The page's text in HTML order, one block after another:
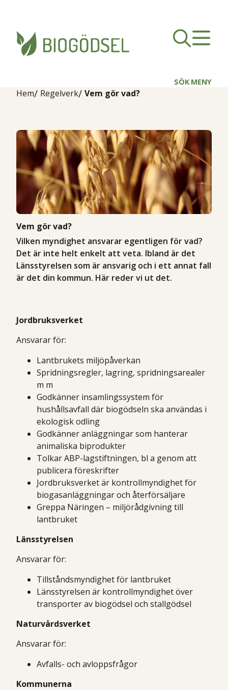
SÖK MENY
Hem Regelverk Vem gör vad?
Vem gör vad?
Vilken myndighet ansvarar egentligen för vad?
Det är inte helt enkelt att veta. Ibland är det
Länsstyrelsen som är ansvarig och i ett annat fall
är det din kommun. Här reder vi ut det.
Jordbruksverket
Ansvarar för:
Lantbrukets miljöpåverkan
Spridningsregler, lagring, spridningsarealer
m m
Godkänner insamlingssystem för
hushållsavfall där biogödseln ska användas i
ekologisk odling
Godkänner anläggningar som hanterar
animaliska biprodukter
Tolkar ABP-lagstiftningen, bl a genom att
publicera föreskrifter
Jordbruksverket är kontrollmyndighet för
biogasanläggningar och återförsäljare
Greppa Näringen – miljörådgivning till
lantbruket
Länsstyrelsen
Ansvarar för:
Tillståndsmyndighet för lantbruket
Länsstyrelsen är kontrollmyndighet över
transporter av biogödsel och stallgödsel
Naturvårdsverket
Ansvarar för:
Avfalls- och avloppsfrågor
Kommunerna